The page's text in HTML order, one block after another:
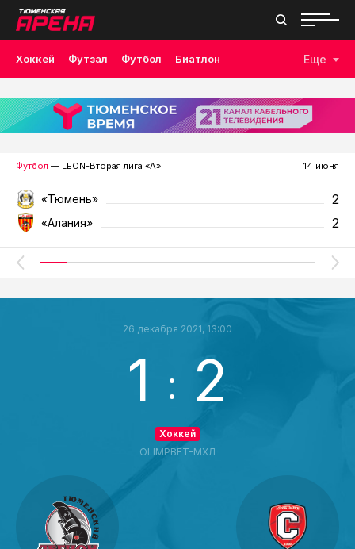
Хоккей Футзал Футбол Биатлон
Лыжные гонки Волейбол Плавание Дзюдо
Скалолазание Велоспорт Бокс
Еще
Футбол — LEON-Вторая лига «А» 14 июня
«Тюмень» 2
«Алания» 2
26 декабря 2021, 13:00
1 : 2
Хоккей
OLIMPBET-МХЛ